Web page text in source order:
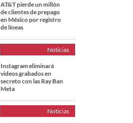
AT&T pierde un millón
de clientes de prepago
en México por registro
de líneas
Noticias
Instagram eliminará
videos grabados en
secreto con las Ray Ban
Meta
Noticias